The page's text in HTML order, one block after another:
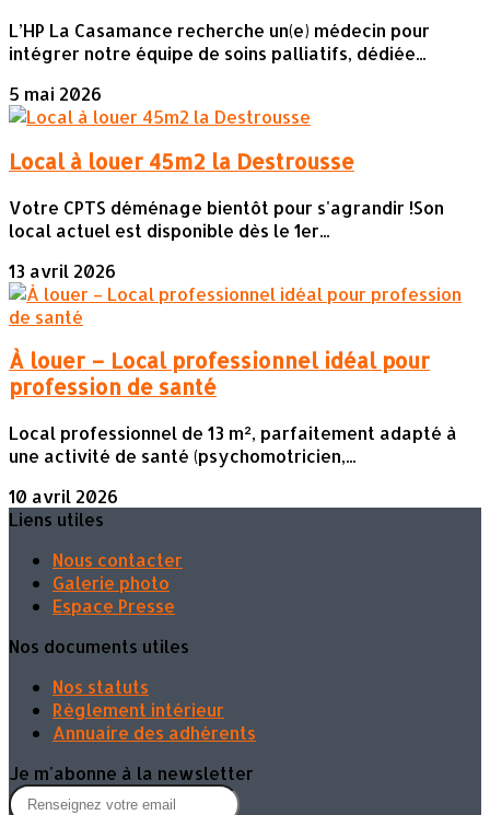
L’HP La Casamance recherche un(e) médecin pour
intégrer notre équipe de soins palliatifs, dédiée...
5 mai 2026
Local à louer 45m2 la Destrousse
Votre CPTS déménage bientôt pour s'agrandir !Son
local actuel est disponible dès le 1er...
13 avril 2026
À louer – Local professionnel idéal pour
profession de santé
Local professionnel de 13 m², parfaitement adapté à
une activité de santé (psychomotricien,...
10 avril 2026
Liens utiles
Nous contacter
Galerie photo
Espace Presse
Nos documents utiles
Nos statuts
Règlement intérieur
Annuaire des adhérents
Je m'abonne à la newsletter